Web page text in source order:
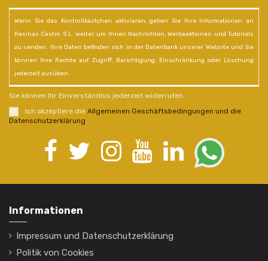
Wenn Sie das Kontrollkästchen aktivieren, geben Sie Ihre Informationen an
Resinas Castro S.L. weiter, um Ihnen Nachrichten, Werbeaktionen und Tutorials
zu senden. Ihre Daten befinden sich in der Datenbank unserer Website und Sie
können Ihre Rechte auf Zugriff, Berichtigung, Einschränkung oder Löschung
jederzeit ausüben.
Sie können Ihr Einverständnis jederzeit widerrufen.
Ich akzeptiere die Allgemeinen Geschäftsbedingungen und die
Datenschutzerklärung.
Informationen
Impressum und Datenschutzerklärung
Politik von Cookies